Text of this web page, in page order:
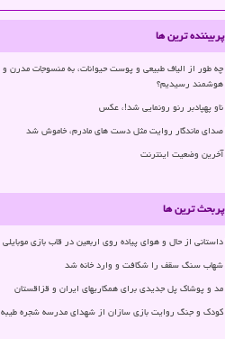
پربیننده ترین ها
چه طور از الیاف طبیعی و پوست حیوانات، به منسوجات مدرن و
هوشمند رسیدیم؟
ناو پهپادبر رنو رونمایی شد!، عکس
صدای ماندگار روایت مثل دست های مادرم، خاموش شد
آخرین وضعیت اینترنت
پربحث ترین ها
داستانی از حال و هوای پیاده روی اربعین در قاب بازی موبایلی
شهاب سنگ سقف را شکافت و وارد خانه شد
مد و پوشاک پل جدیدی برای همکاریهای ایران و قزاقستان
کودک و جنگ روایت بازی سازان از شهدای مدرسه شجره طیبه